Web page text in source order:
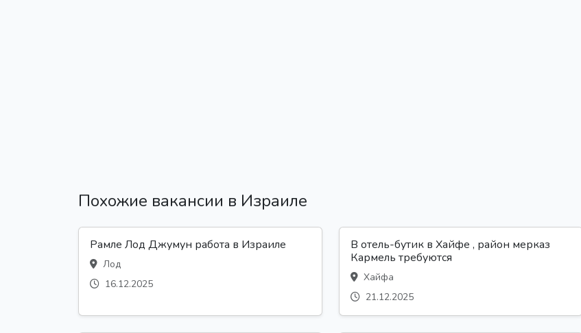
Похожие вакансии в Израиле
Рамле Лод Джумун работа в Израиле
Лод
16.12.2025
В отель-бутик в Хайфе , район мерказ
Кармель требуются
Хайфа
21.12.2025